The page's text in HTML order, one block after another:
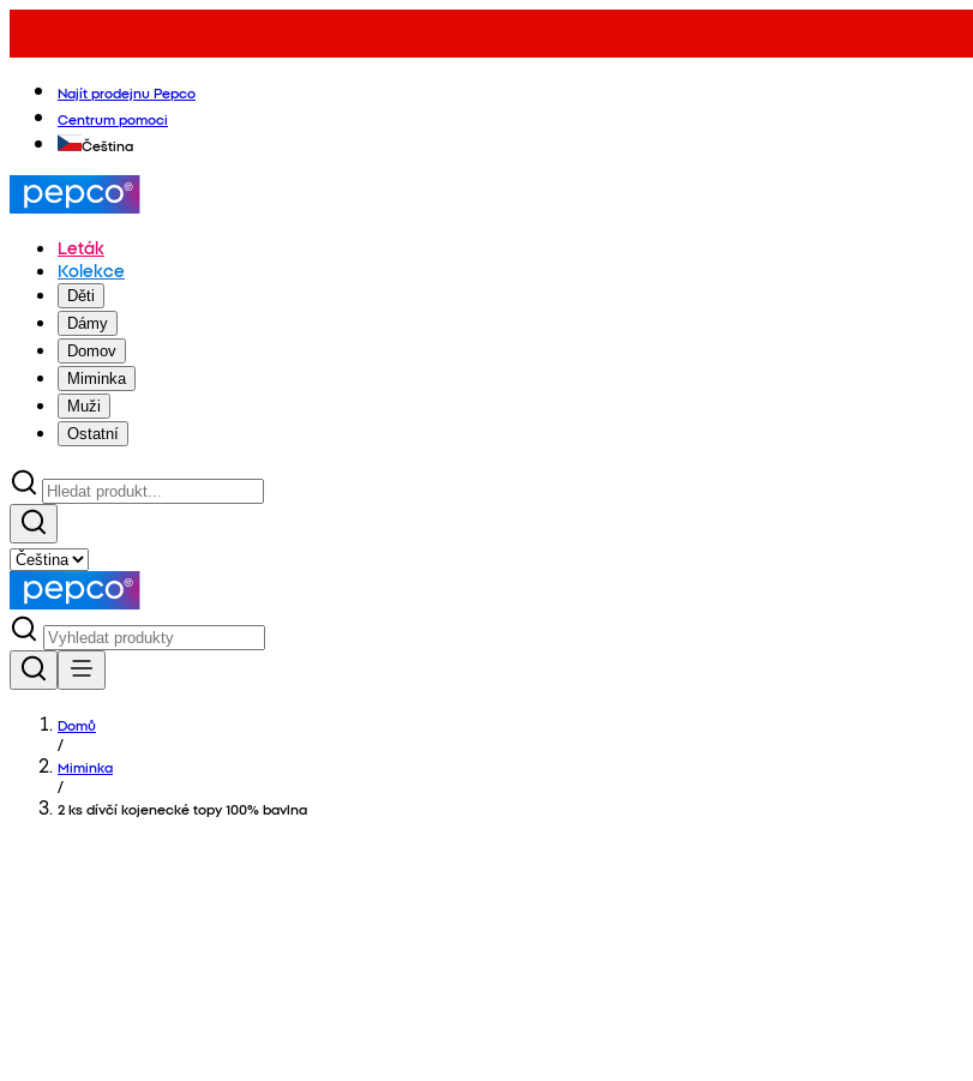
Najít prodejnu Pepco
Centrum pomoci
Čeština
Leták
Kolekce
Děti
Dámy
Domov
Miminka
Muži
Ostatní
Domů
/
Miminka
/
2 ks dívčí kojenecké topy 100% bavlna